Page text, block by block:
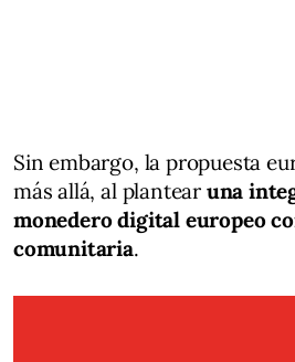
Sin embargo, la propuesta
más allá, al plantear una
monedero digital europeo
comunitaria.